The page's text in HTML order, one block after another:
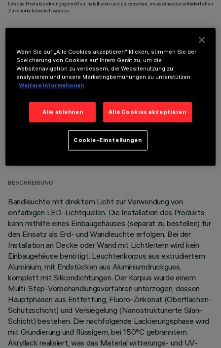
Um das Produkt ordnungsgemäß zu installieren und zu betreiben, muss eines der erforderlichen
Zubehörteile bestellt werden:
OPTIONALE KOMPONENTEN
TECHNISCHE DATEN
BESCHREIBUNG
Bandleuchte mit direktem Licht zur Verwendung von
einfarbigen LED-Lichtquellen. Die Installation des Produkts
kann mithilfe eines Einbaugehäuses (separat zu bestellen) für
den Einsatz als Erd- und Wandleuchte erfolgen. Bei der
Installation an Decke oder Wand mit Lichtleitern wird kein
Einbaugehäuse benötigt. Leuchtenkorpus aus extrudiertem
Aluminium, mit Endstücken aus Aluminiumdruckguss,
komplett mit Silikondichtungen. Der Korpus wurde einem
Multi-Step-Vorbehandlungsverfahren unterzogen, dessen
Hauptphasen aus Entfettung, Fluoro-Zinkonat (Oberflächen-
Schutzschicht) und Versiegelung (Nanostrukturierte Silan-
Schicht) bestehen. Die nachfolgende Lackierungsphase wird
mit Grundierung und flüssigem, bei 150°C gebranntem
Akryllack realisiert, was das Material witterungs- und UV-
Wenn Sie auf „Alle Cookies akzeptieren“ klicken, stimmen Sie der
Speicherung von Cookies auf Ihrem Gerät zu, um die
Websitenavigation zu verbessern, die Websitenutzung zu
analysieren und unsere Marketingbemühungen zu unterstützen.
Weitere Informationen
Alle ablehnen Alle Cookies akzeptieren
Cookie-Einstellungen